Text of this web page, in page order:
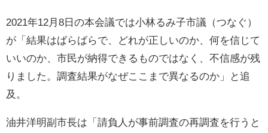
2021年12月8日の本会議では小林るみ子市議（つなぐ）
が「結果はばらばらで、どれが正しいのか、何を信じて
いいのか、市民が納得できるものではなく、不信感が残
りました。調査結果がなぜここまで異なるのか」と追
及。
油井洋明副市長は「請負人が事前調査の再調査を行うと